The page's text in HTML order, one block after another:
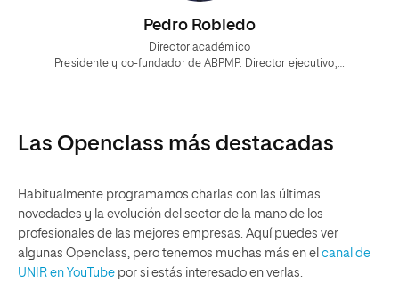
Pedro Robledo
Director académico
Presidente y co-fundador de ABPMP. Director ejecutivo,…
Las Openclass más destacadas
Habitualmente programamos charlas con las últimas
novedades y la evolución del sector de la mano de los
profesionales de las mejores empresas. Aquí puedes ver
algunas Openclass, pero tenemos muchas más en el canal de
UNIR en YouTube por si estás interesado en verlas.